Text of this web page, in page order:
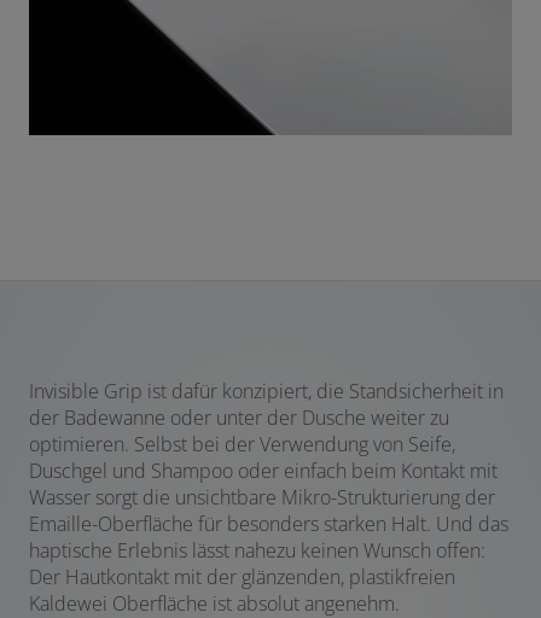
Invisible Grip ist dafür konzipiert, die Standsicherheit in
der Badewanne oder unter der Dusche weiter zu
optimieren. Selbst bei der Verwendung von Seife,
Duschgel und Shampoo oder einfach beim Kontakt mit
Wasser sorgt die unsichtbare Mikro-Strukturierung der
Emaille-Oberfläche für besonders starken Halt. Und das
haptische Erlebnis lässt nahezu keinen Wunsch offen:
Der Hautkontakt mit der glänzenden, plastikfreien
Kaldewei Oberfläche ist absolut angenehm.